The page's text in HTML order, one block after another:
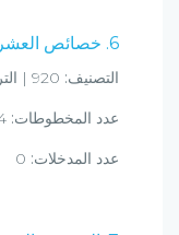
6. خصائص العشرة الكرام البررة
التصنيف:
عدد المخطوطات:
عدد المدخلات: